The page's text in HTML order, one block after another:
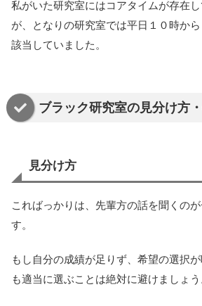
私がいた研究室にはコアタイムが存在
が、となりの研究室では平日１０時か
該当していました。
ブラック研究室の見分け方
見分け方
こればっかりは、先輩方の話を聞くの
す。
もし自分の成績が足りず、希望の選択
も適当に選ぶことは絶対に避けましょう